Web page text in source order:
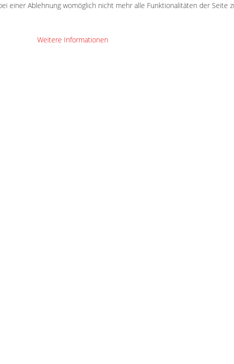
einer Ablehnung womöglich nicht mehr alle Funktionalitäten der Seite
Weitere Informationen